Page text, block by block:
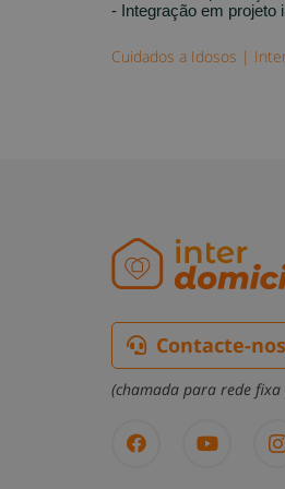
- Integração em projeto
Cuidados a Idosos |
Contacte-
(chamada para rede